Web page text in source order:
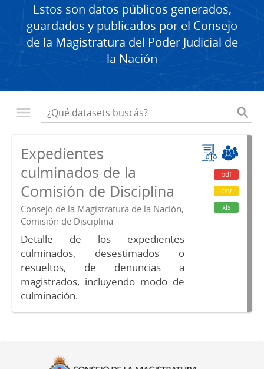
Estos son datos públicos generados,
guardados y publicados por el Consejo
de la Magistratura del Poder Judicial de
la Nación
Expedientes
culminados de la
Comisión de Disciplina
Consejo de la Magistratura de la Nación,
Comisión de Disciplina
Detalle de los expedientes
culminados, desestimados o
resueltos, de denuncias a
magistrados, incluyendo modo de
culminación.
pdf
csv
xls